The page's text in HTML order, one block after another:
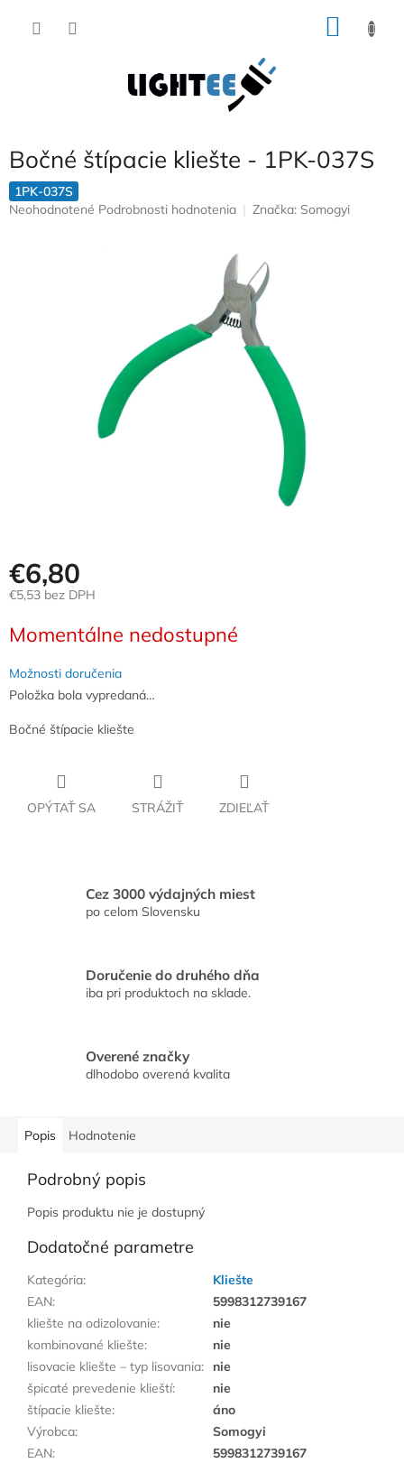
Bočné štípacie kliešte - 1PK-037S
1PK-037S
Priemerné
Neohodnotené Podrobnosti hodnotenia Značka: Somogyi
€6,80
€5,53 bez DPH
cena:
Momentálne nedostupné
Možnosti doručenia
Položka bola vypredaná…
Bočné štípacie kliešte
OPÝTAŤ SA STRÁŽIŤ ZDIEĽAŤ
Cez 3000 výdajných miest
po celom Slovensku
Doručenie do druhého dňa
iba pri produktoch na sklade.
Overené značky
dlhodobo overená kvalita
Popis Hodnotenie
Podrobný popis
Popis produktu nie je dostupný
Dodatočné parametre
Kategória:
Kliešte
EAN:
5998312739167
kliešte na odizolovanie:
nie
kombinované kliešte:
nie
lisovacie kliešte – typ lisovania:
nie
špicaté prevedenie klieští:
nie
štípacie kliešte:
áno
Výrobca:
Somogyi
EAN:
5998312739167